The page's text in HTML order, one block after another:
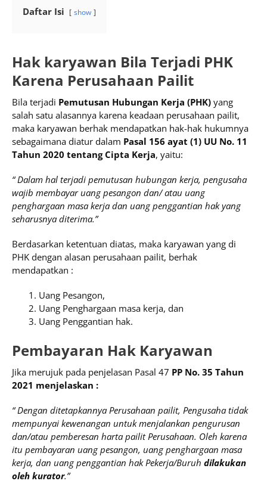
Daftar Isi show
Hak karyawan Bila Terjadi PHK
Karena Perusahaan Pailit
Bila terjadi Pemutusan Hubungan Kerja (PHK) yang
salah satu alasannya karena keadaan perusahaan pailit,
maka karyawan berhak mendapatkan hak-hak hukumnya
sebagaimana diatur dalam Pasal 156 ayat (1) UU No. 11
Tahun 2020 tentang Cipta Kerja, yaitu:
“ Dalam hal terjadi pemutusan hubungan kerja, pengusaha
wajib membayar uang pesangon dan/ atau uang
penghargaan masa kerja dan uang penggantian hak yang
seharusnya diterima.”
Berdasarkan ketentuan diatas, maka karyawan yang di
PHK dengan alasan perusahaan pailit, berhak
mendapatkan :
Uang Pesangon,
Uang Penghargaan masa kerja, dan
Uang Penggantian hak.
Pembayaran Hak Karyawan
Jika merujuk pada penjelasan Pasal 47 PP No. 35 Tahun
2021 menjelaskan :
“ Dengan ditetapkannya Perusahaan pailit, Pengusaha tidak
mempunyai kewenangan untuk menjalankan pengurusan
dan/atau pemberesan harta pailit Perusahaan. Oleh karena
itu pembayaran uang pesangon, uang penghargaan masa
kerja, dan uang penggantian hak Pekerja/Buruh dilakukan
oleh kurator.”